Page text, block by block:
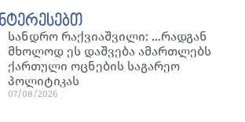
სანდრო რაქვიაშვილი: …რადგან
მხოლოდ ეს დაშვება ამართლებს
ქართული ოცნების საგარეო
პოლიტიკას
07/08/2026